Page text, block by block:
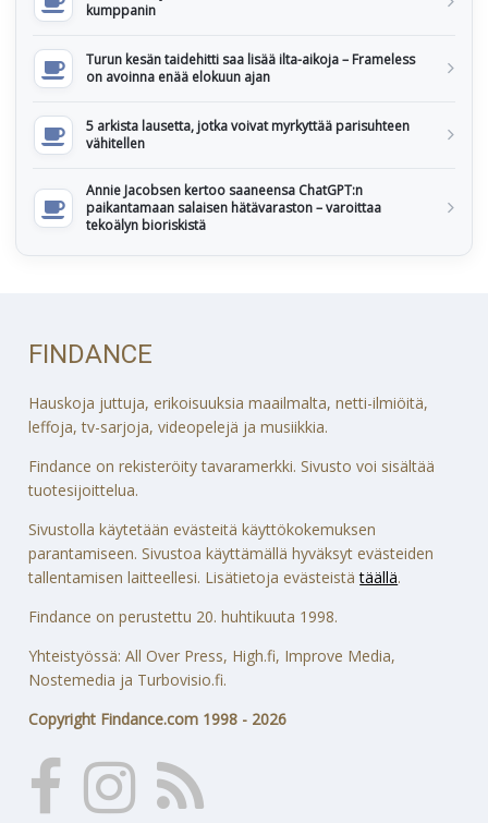
kumppanin
Turun kesän taidehitti saa lisää ilta-aikoja – Frameless
on avoinna enää elokuun ajan
5 arkista lausetta, jotka voivat myrkyttää parisuhteen
vähitellen
Annie Jacobsen kertoo saaneensa ChatGPT:n
paikantamaan salaisen hätävaraston – varoittaa
tekoälyn bioriskistä
FINDANCE
Hauskoja juttuja, erikoisuuksia maailmalta, netti-ilmiöitä,
leffoja, tv-sarjoja, videopelejä ja musiikkia.
Findance on rekisteröity tavaramerkki. Sivusto voi sisältää
tuotesijoittelua.
Sivustolla käytetään evästeitä käyttökokemuksen
parantamiseen. Sivustoa käyttämällä hyväksyt evästeiden
tallentamisen laitteellesi. Lisätietoja evästeistätäällä.
Findance on perustettu 20. huhtikuuta 1998.
Yhteistyössä: All Over Press, High.fi, Improve Media,
Nostemedia ja Turbovisio.fi.
Copyright Findance.com 1998 - 2026